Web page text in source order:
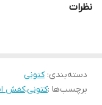
نظرات
دسته‌بندی:کتونی
برچسب‌ها :کتونی،کفش